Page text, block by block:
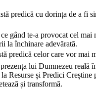
predică cu dorința de a fi
gând te-a provocat cel mai
la închinare adevărată.
predică celor care vor mai
lui Dumnezeu reală
Resurse și Predici Creștine
și transformă.